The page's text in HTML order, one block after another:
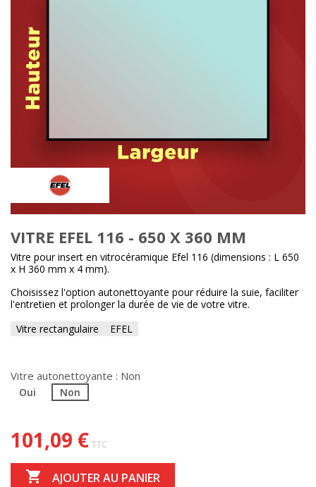
VITRE EFEL 116 - 650 X 360 MM
Vitre pour insert en vitrocéramique Efel 116 (dimensions : L 650
x H 360 mm x 4 mm).
Choisissez l'option autonettoyante pour réduire la suie, faciliter
l'entretien et prolonger la durée de vie de votre vitre.
Vitre rectangulaire
EFEL
Vitre autonettoyante : Non
Oui Non
101,09 € TTC

AJOUTER AU PANIER